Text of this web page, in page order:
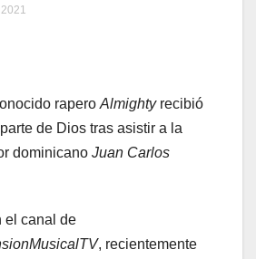
rapero Almightyrecibió
de Dios tras asistir a la
dominicano Juan Carlos
el canal de
, recientemente